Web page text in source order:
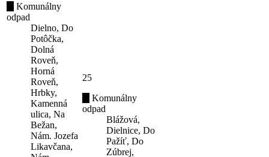
Komunálny
odpad
Dielno, Do
Potôčka,
Dolná
Roveň,
Horná
Roveň,
Hrbky,
Kamenná
ulica, Na
Bežan,
Nám. Jozefa
Likavčana,
25
Komunálny
odpad
Blážová,
Dielnice, Do
Pažíť, Do
Zúbrej,